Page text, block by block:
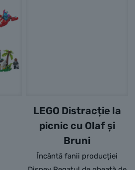
LEGO Distracție la
picnic cu Olaf și
Bruni
Încântă fanii producției